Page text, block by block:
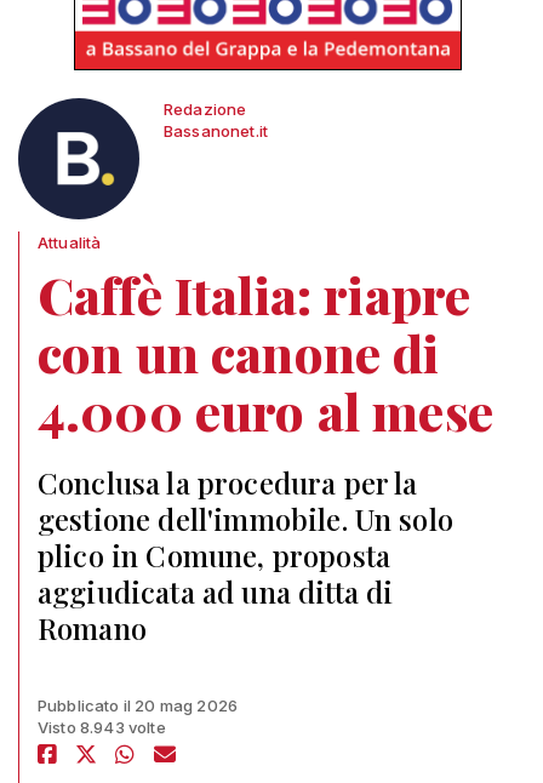
Redazione
Bassanonet.it
Attualità
Caffè Italia: riapre
con un canone di
4.000 euro al mese
Conclusa la procedura per la
gestione dell'immobile. Un solo
plico in Comune, proposta
aggiudicata ad una ditta di
Romano
Pubblicato il 20 mag 2026
Visto 8.943 volte